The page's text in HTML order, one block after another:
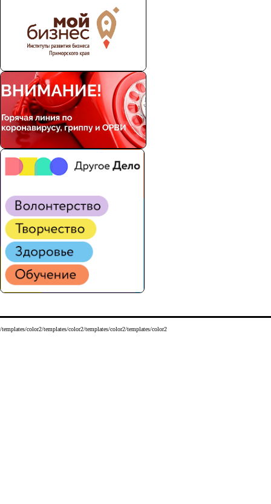
/templates/color2/templates/color2/templates/color2/templates/color2